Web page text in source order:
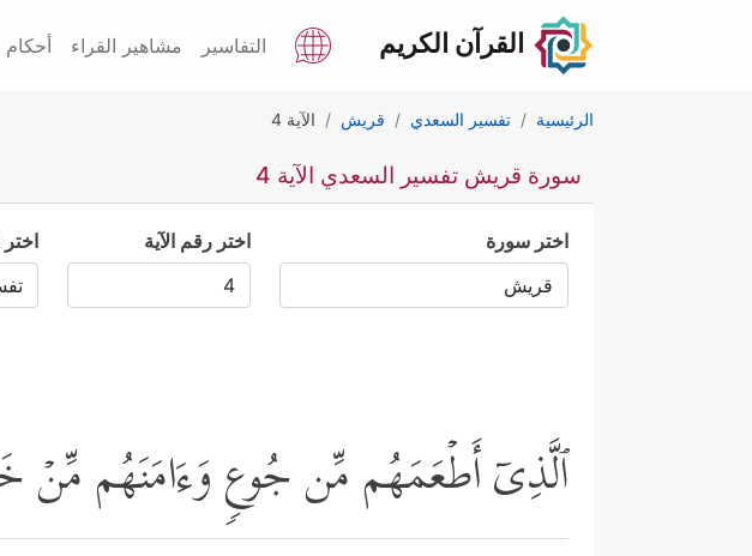
القرآن الكريم التفاسير مشاهير القراء أحكام
الرئيسية تفسير السعدي قريش الآية 4
سورة قريش تفسير السعدي الآية 4
اختر سورة اختر رقم الآية اختر
ٱلَّذِیۤ أَطۡعَمَهُم مِّن جُوعࣲ وَءَامَنَهُم